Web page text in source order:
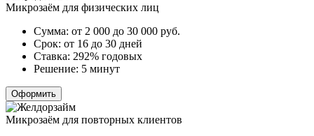
Микрозаём для физических лиц
Сумма: от 2 000 до 30 000 руб.
Срок: от 16 до 30 дней
Ставка: 292% годовых
Решение: 5 минут
Оформить
Микрозаём для повторных клиентов